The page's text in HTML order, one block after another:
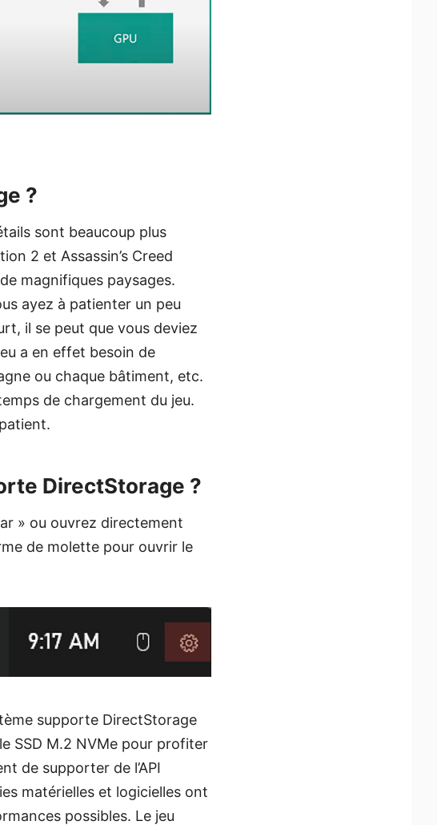
?
sont beaucoup plus
2 et Assassin’s Creed
magnifiques paysages.
ayez à patienter un peu
il se peut que vous deviez
a en effet besoin de
ou chaque bâtiment, etc.
de chargement du jeu.
DirectStorage ?
» ou ouvrez directement
de molette pour ouvrir le
supporte DirectStorage
SSD M.2 NVMe pour profiter
de supporter de l’API
matérielles et logicielles ont
possibles. Le jeu